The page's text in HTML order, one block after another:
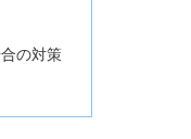
の対策